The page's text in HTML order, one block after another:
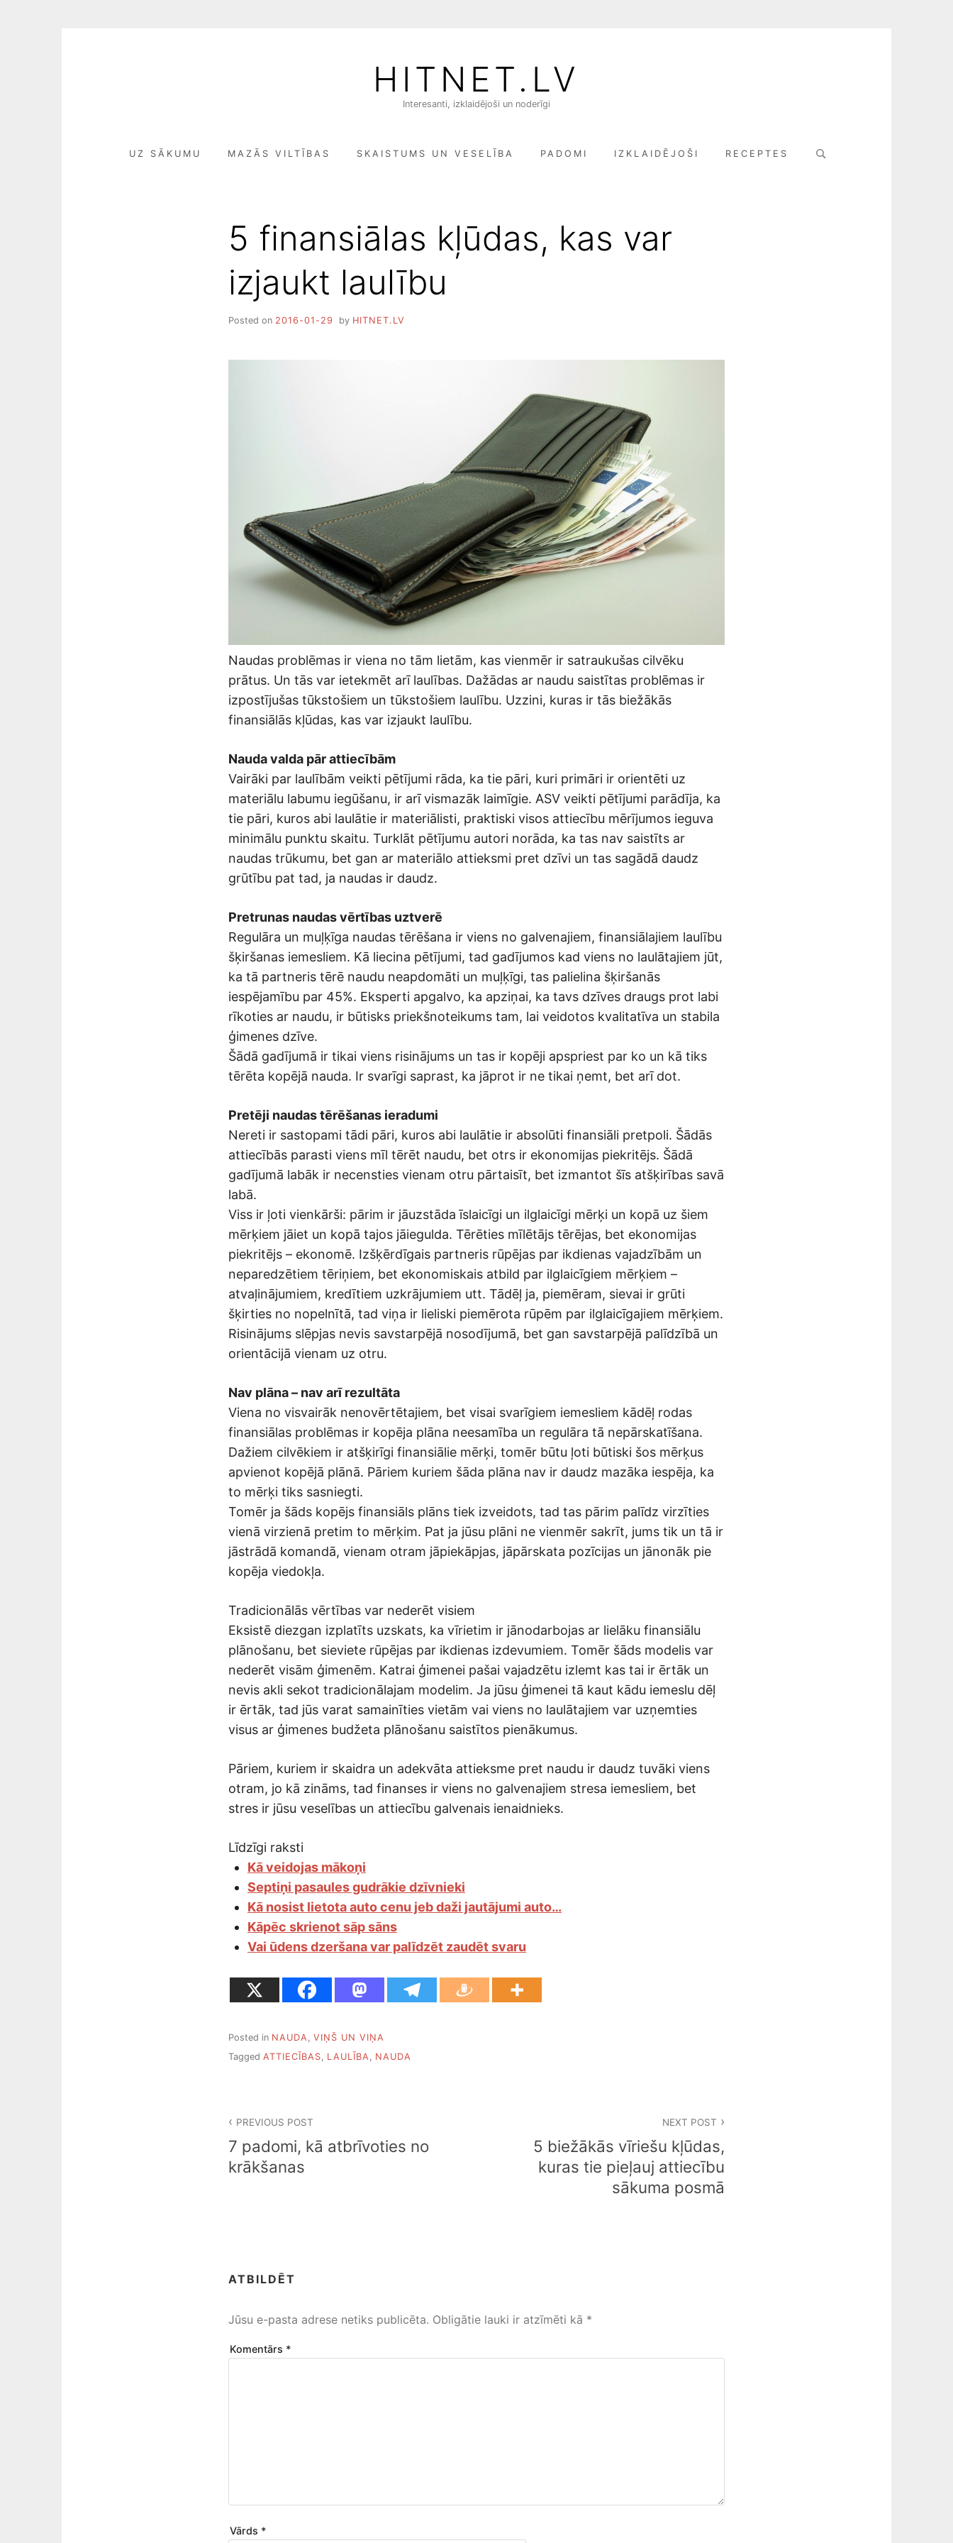
HITNET.LV
Interesanti, izklaidējoši un noderīgi
UZ SĀKUMU MAZĀS VILTĪBAS SKAISTUMS UN VESELĪBA PADOMI IZKLAIDĒJOŠI RECEPTES
Search
5 finansiālas kļūdas, kas var
izjaukt laulību
Posted on 2016-01-29 by HITNET.LV
Naudas problēmas ir viena no tām lietām, kas vienmēr ir satraukušas cilvēku
prātus. Un tās var ietekmēt arī laulības. Dažādas ar naudu saistītas problēmas ir
izpostījušas tūkstošiem un tūkstošiem laulību. Uzzini, kuras ir tās biežākās
finansiālās kļūdas, kas var izjaukt laulību.
Nauda valda pār attiecībām
Vairāki par laulībām veikti pētījumi rāda, ka tie pāri, kuri primāri ir orientēti uz
materiālu labumu iegūšanu, ir arī vismazāk laimīgie. ASV veikti pētījumi parādīja, ka
tie pāri, kuros abi laulātie ir materiālisti, praktiski visos attiecību mērījumos ieguva
minimālu punktu skaitu. Turklāt pētījumu autori norāda, ka tas nav saistīts ar
naudas trūkumu, bet gan ar materiālo attieksmi pret dzīvi un tas sagādā daudz
grūtību pat tad, ja naudas ir daudz.
Pretrunas naudas vērtības uztverē
Regulāra un muļķīga naudas tērēšana ir viens no galvenajiem, finansiālajiem laulību
šķiršanas iemesliem. Kā liecina pētījumi, tad gadījumos kad viens no laulātajiem jūt,
ka tā partneris tērē naudu neapdomāti un muļķīgi, tas palielina šķiršanās
iespējamību par 45%. Eksperti apgalvo, ka apziņai, ka tavs dzīves draugs prot labi
rīkoties ar naudu, ir būtisks priekšnoteikums tam, lai veidotos kvalitatīva un stabila
ģimenes dzīve.
Šādā gadījumā ir tikai viens risinājums un tas ir kopēji apspriest par ko un kā tiks
tērēta kopējā nauda. Ir svarīgi saprast, ka jāprot ir ne tikai ņemt, bet arī dot.
Pretēji naudas tērēšanas ieradumi
Nereti ir sastopami tādi pāri, kuros abi laulātie ir absolūti finansiāli pretpoli. Šādās
attiecībās parasti viens mīl tērēt naudu, bet otrs ir ekonomijas piekritējs. Šādā
gadījumā labāk ir necensties vienam otru pārtaisīt, bet izmantot šīs atšķirības savā
labā.
Viss ir ļoti vienkārši: pārim ir jāuzstāda īslaicīgi un ilglaicīgi mērķi un kopā uz šiem
mērķiem jāiet un kopā tajos jāiegulda. Tērēties mīlētājs tērējas, bet ekonomijas
piekritējs – ekonomē. Izšķērdīgais partneris rūpējas par ikdienas vajadzībām un
neparedzētiem tēriņiem, bet ekonomiskais atbild par ilglaicīgiem mērķiem –
atvaļinājumiem, kredītiem uzkrājumiem utt. Tādēļ ja, piemēram, sievai ir grūti
šķirties no nopelnītā, tad viņa ir lieliski piemērota rūpēm par ilglaicīgajiem mērķiem.
Risinājums slēpjas nevis savstarpējā nosodījumā, bet gan savstarpējā palīdzībā un
orientācijā vienam uz otru.
Nav plāna – nav arī rezultāta
Viena no visvairāk nenovērtētajiem, bet visai svarīgiem iemesliem kādēļ rodas
finansiālas problēmas ir kopēja plāna neesamība un regulāra tā nepārskatīšana.
Dažiem cilvēkiem ir atšķirīgi finansiālie mērķi, tomēr būtu ļoti būtiski šos mērķus
apvienot kopējā plānā. Pāriem kuriem šāda plāna nav ir daudz mazāka iespēja, ka
to mērķi tiks sasniegti.
Tomēr ja šāds kopējs finansiāls plāns tiek izveidots, tad tas pārim palīdz virzīties
vienā virzienā pretim to mērķim. Pat ja jūsu plāni ne vienmēr sakrīt, jums tik un tā ir
jāstrādā komandā, vienam otram jāpiekāpjas, jāpārskata pozīcijas un jānonāk pie
kopēja viedokļa.
Tradicionālās vērtības var nederēt visiem
Eksistē diezgan izplatīts uzskats, ka vīrietim ir jānodarbojas ar lielāku finansiālu
plānošanu, bet sieviete rūpējas par ikdienas izdevumiem. Tomēr šāds modelis var
nederēt visām ģimenēm. Katrai ģimenei pašai vajadzētu izlemt kas tai ir ērtāk un
nevis akli sekot tradicionālajam modelim. Ja jūsu ģimenei tā kaut kādu iemeslu dēļ
ir ērtāk, tad jūs varat samainīties vietām vai viens no laulātajiem var uzņemties
visus ar ģimenes budžeta plānošanu saistītos pienākumus.
Pāriem, kuriem ir skaidra un adekvāta attieksme pret naudu ir daudz tuvāki viens
otram, jo kā zināms, tad finanses ir viens no galvenajiem stresa iemesliem, bet
stres ir jūsu veselības un attiecību galvenais ienaidnieks.
Līdzīgi raksti
Kā veidojas mākoņi
Septiņi pasaules gudrākie dzīvnieki
Kā nosist lietota auto cenu jeb daži jautājumi auto…
Kāpēc skrienot sāp sāns
Vai ūdens dzeršana var palīdzēt zaudēt svaru
Posted in NAUDA, VIŅŠ UN VIŅA
Tagged ATTIECĪBAS LAULĪBA NAUDA
izvēlne
PREVIOUS POST
7 padomi, kā atbrīvoties no
krākšanas
NEXT POST
5 biežākās vīriešu kļūdas,
kuras tie pieļauj attiecību
sākuma posmā
ATBILDĒT
Jūsu e-pasta adrese netiks publicēta. Obligātie lauki ir atzīmēti kā *
Komentārs *
Vārds *